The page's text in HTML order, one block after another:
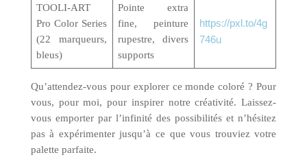
TOOLI-ART
Pro Color Series
(22 marqueurs,
bleus)
Pointe extra
fine, peinture
rupestre, divers
supports
https://pxl.to/4g
746u
Qu’attendez-vous pour explorer ce monde coloré ? Pour
vous, pour moi, pour inspirer notre créativité. Laissez-
vous emporter par l’infinité des possibilités et n’hésitez
pas à expérimenter jusqu’à ce que vous trouviez votre
palette parfaite.